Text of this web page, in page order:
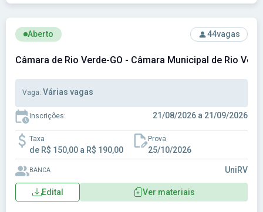
Ver concurso: Câmara de Rio Verde-GO - Câmara Municipal
Aberto 44vagas
Câmara de Rio Verde-GO - Câmara Municipal de Rio
Vaga: Várias vagas
Inscrições: 21/08/2026 a 21/09/2026
Taxa
de R$ 150,00 a R$ 190,00
Prova
25/10/2026
BANCA UniRV
Edital Ver materiais